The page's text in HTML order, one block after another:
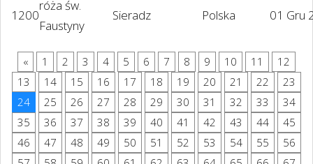
1200
róża św.
Faustyny
Sieradz Polska 01 Gru
« 1 2 3 4 5 6 7 8 9 10 11
12
13
14 15 16 17 18 19 20 21 22
23
24
25 26 27 28 29 30 31 32 33
34
35
36 37 38 39 40 41 42 43 44
45
46
47 48 49 50 51 52 53 54 55
56